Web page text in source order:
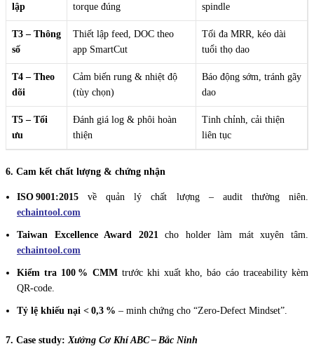
lập
torque đúng
spindle
T3 – Thông
số
Thiết lập feed, DOC theo
app SmartCut
Tối đa MRR, kéo dài
tuổi thọ dao
T4 – Theo
dõi
Cảm biến rung & nhiệt độ
(tùy chọn)
Báo động sớm, tránh gãy
dao
T5 – Tối
ưu
Đánh giá log & phôi hoàn
thiện
Tinh chỉnh, cải thiện
liên tục
6. Cam kết chất lượng & chứng nhận
ISO 9001:2015 về quản lý chất lượng – audit thường niên.
echaintool.com
Taiwan Excellence Award 2021
cho holder làm mát xuyên tâm.
echaintool.com
Kiểm tra 100 % CMMtrước khi xuất kho, báo cáo traceability kèm
QR‑code.
Tỷ lệ khiếu nại < 0,3 % – minh chứng cho “Zero‑Defect Mindset”.
7. Case study: Xưởng Cơ Khí ABC – Bắc Ninh